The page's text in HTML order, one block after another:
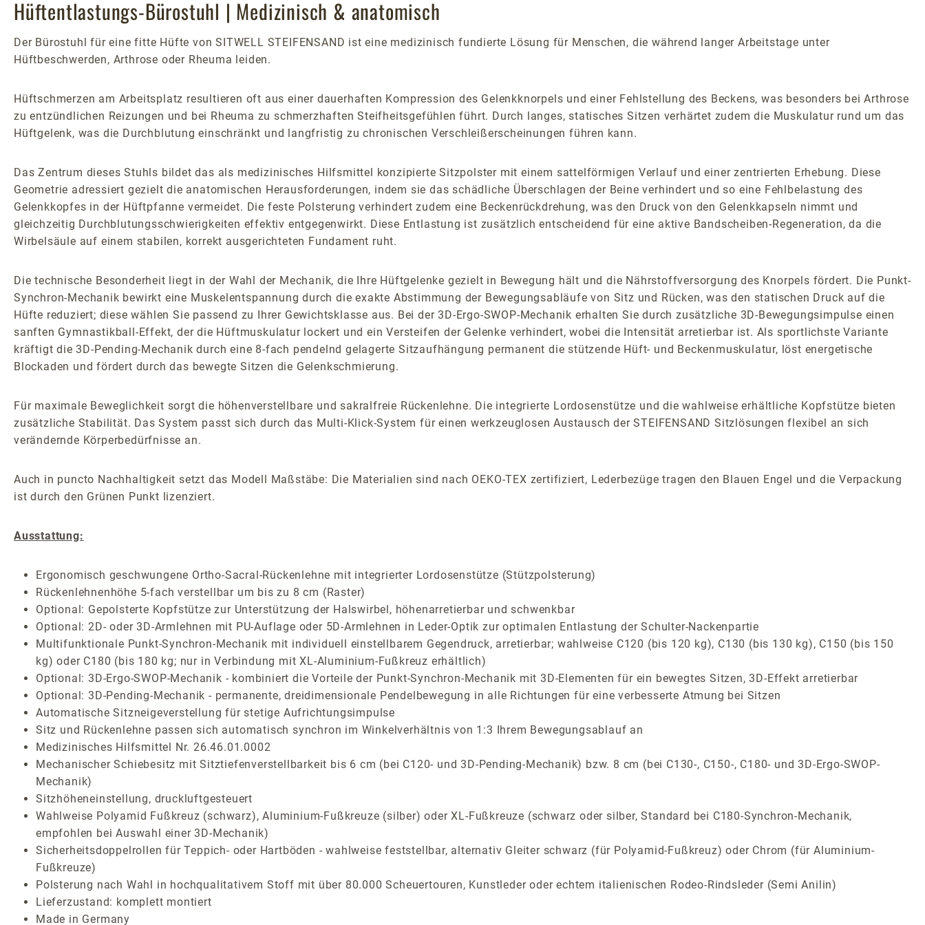
Hüftentlastungs-Bürostuhl | Medizinisch & anatomisch
Der Bürostuhl für eine fitte Hüfte von SITWELL STEIFENSAND ist eine medizinisch fundierte Lösung für Menschen, die während langer Arbeitstage unter
Hüftbeschwerden, Arthrose oder Rheuma leiden.
Hüftschmerzen am Arbeitsplatz resultieren oft aus einer dauerhaften Kompression des Gelenkknorpels und einer Fehlstellung des Beckens, was besonders bei Arthrose
zu entzündlichen Reizungen und bei Rheuma zu schmerzhaften Steifheitsgefühlen führt. Durch langes, statisches Sitzen verhärtet zudem die Muskulatur rund um das
Hüftgelenk, was die Durchblutung einschränkt und langfristig zu chronischen Verschleißerscheinungen führen kann.
Das Zentrum dieses Stuhls bildet das als medizinisches Hilfsmittel konzipierte Sitzpolster mit einem sattelförmigen Verlauf und einer zentrierten Erhebung. Diese
Geometrie adressiert gezielt die anatomischen Herausforderungen, indem sie das schädliche Überschlagen der Beine verhindert und so eine Fehlbelastung des
Gelenkkopfes in der Hüftpfanne vermeidet. Die feste Polsterung verhindert zudem eine Beckenrückdrehung, was den Druck von den Gelenkkapseln nimmt und
gleichzeitig Durchblutungsschwierigkeiten effektiv entgegenwirkt. Diese Entlastung ist zusätzlich entscheidend für eine aktive Bandscheiben-Regeneration, da die
Wirbelsäule auf einem stabilen, korrekt ausgerichteten Fundament ruht.
Die technische Besonderheit liegt in der Wahl der Mechanik, die Ihre Hüftgelenke gezielt in Bewegung hält und die Nährstoffversorgung des Knorpels fördert. Die Punkt-
Synchron-Mechanik bewirkt eine Muskelentspannung durch die exakte Abstimmung der Bewegungsabläufe von Sitz und Rücken, was den statischen Druck auf die
Hüfte reduziert; diese wählen Sie passend zu Ihrer Gewichtsklasse aus. Bei der 3D-Ergo-SWOP-Mechanik erhalten Sie durch zusätzliche 3D-Bewegungsimpulse einen
sanften Gymnastikball-Effekt, der die Hüftmuskulatur lockert und ein Versteifen der Gelenke verhindert, wobei die Intensität arretierbar ist. Als sportlichste Variante
kräftigt die 3D-Pending-Mechanik durch eine 8-fach pendelnd gelagerte Sitzaufhängung permanent die stützende Hüft- und Beckenmuskulatur, löst energetische
Blockaden und fördert durch das bewegte Sitzen die Gelenkschmierung.
Für maximale Beweglichkeit sorgt die höhenverstellbare und sakralfreie Rückenlehne. Die integrierte Lordosenstütze und die wahlweise erhältliche Kopfstütze bieten
zusätzliche Stabilität. Das System passt sich durch das Multi-Klick-System für einen werkzeuglosen Austausch der STEIFENSAND Sitzlösungen flexibel an sich
verändernde Körperbedürfnisse an.
Auch in puncto Nachhaltigkeit setzt das Modell Maßstäbe: Die Materialien sind nach OEKO-TEX zertifiziert, Lederbezüge tragen den Blauen Engel und die Verpackung
ist durch den Grünen Punkt lizenziert.
Ausstattung:
Ergonomisch geschwungene Ortho-Sacral-Rückenlehne mit integrierter Lordosenstütze (Stützpolsterung)
Rückenlehnenhöhe 5-fach verstellbar um bis zu 8 cm (Raster)
Optional: Gepolsterte Kopfstütze zur Unterstützung der Halswirbel, höhenarretierbar und schwenkbar
Optional: 2D- oder 3D-Armlehnen mit PU-Auflage oder 5D-Armlehnen in Leder-Optik zur optimalen Entlastung der Schulter-Nackenpartie
Multifunktionale Punkt-Synchron-Mechanik mit individuell einstellbarem Gegendruck, arretierbar; wahlweise C120 (bis 120 kg), C130 (bis 130 kg), C150 (bis 150
kg) oder C180 (bis 180 kg; nur in Verbindung mit XL-Aluminium-Fußkreuz erhältlich)
Optional: 3D-Ergo-SWOP-Mechanik - kombiniert die Vorteile der Punkt-Synchron-Mechanik mit 3D-Elementen für ein bewegtes Sitzen, 3D-Effekt arretierbar
Optional: 3D-Pending-Mechanik - permanente, dreidimensionale Pendelbewegung in alle Richtungen für eine verbesserte Atmung bei Sitzen
Automatische Sitzneigeverstellung für stetige Aufrichtungsimpulse
Sitz und Rückenlehne passen sich automatisch synchron im Winkelverhältnis von 1:3 Ihrem Bewegungsablauf an
Medizinisches Hilfsmittel Nr. 26.46.01.0002
Mechanischer Schiebesitz mit Sitztiefenverstellbarkeit bis 6 cm (bei C120- und 3D-Pending-Mechanik) bzw. 8 cm (bei C130-, C150-, C180- und 3D-Ergo-SWOP-
Mechanik)
Sitzhöheneinstellung, druckluftgesteuert
Wahlweise Polyamid Fußkreuz (schwarz), Aluminium-Fußkreuze (silber) oder XL-Fußkreuze (schwarz oder silber, Standard bei C180-Synchron-Mechanik,
empfohlen bei Auswahl einer 3D-Mechanik)
Sicherheitsdoppelrollen für Teppich- oder Hartböden - wahlweise feststellbar, alternativ Gleiter schwarz (für Polyamid-Fußkreuz) oder Chrom (für Aluminium-
Fußkreuze)
Polsterung nach Wahl in hochqualitativem Stoff mit über 80.000 Scheuertouren, Kunstleder oder echtem italienischen Rodeo-Rindsleder (Semi Anilin)
Lieferzustand: komplett montiert
Made in Germany